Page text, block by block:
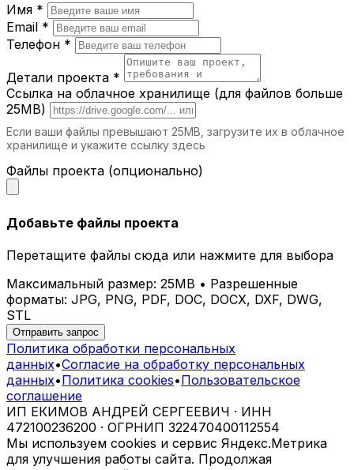
Офисы.Создайте креативное рабочее
пространство, которое вдохновляет
сотрудников.
Рестораны и кафе.Уникальные стены и
панно придают заведению атмосферу
эксклюзивности.
Жилые дома.Панно станет акцентом в
гостиной, спальне или холле.
Торговые центры.Декоративные
элементы помогают выделить магазины и
зоны отдыха.
экспозиций или самостоятельные арт-
объекты.
Почему выбирают iParametric?
Креативность. Мы создаем
нестандартные решения для самых
требовательных клиентов.
Технологичность.
производства обеспечивают высочайшее
качество изделий.
Экологичность.Мы заботимся об
окружающей среде и используем
безопасные материалы.
Индивидуальный сервис.Каждый
проект разрабатывается с учетом ваших
Имя *
Email *
Телефон *
Детали проекта *
Ссылка на облачное хранилище (для файлов больше
25MB)
Если ваши файлы превышают 25MB, загрузите их в облачное
хранилище и укажите ссылку здесь
Файлы проекта (опционально)
Добавьте файлы проекта
Перетащите файлы сюда или нажмите для выбора
Максимальный размер: 25MB • Разрешенные
форматы: JPG, PNG, PDF, DOC, DOCX, DXF, DWG,
STL
Отправить запрос
Политика обработки персональных
данных•Согласие на обработку персональных
данных•Политика cookies•Пользовательское
соглашение
ИП ЕКИМОВ АНДРЕЙ СЕРГЕЕВИЧ · ИНН
472100236200 · ОГРНИП 322470400112554
Мы используем cookies и сервис Яндекс.Метрика
для улучшения работы сайта. Продолжая